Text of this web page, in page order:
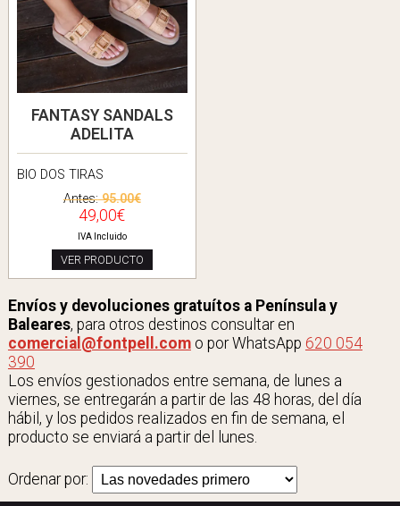
FANTASY SANDALS
ADELITA
BIO DOS TIRAS
Antes:95.00€
49,00€
IVA Incluido
VER PRODUCTO
Envíos y devoluciones gratuítos a Península y
Baleares, para otros destinos consultar en
comercial@fontpell.como por WhatsApp 620 054
390
Los envíos gestionados entre semana, de lunes a
viernes, se entregarán a partir de las 48 horas, del día
hábil, y los pedidos realizados en fin de semana, el
producto se enviará a partir del lunes.
Ordenar por: